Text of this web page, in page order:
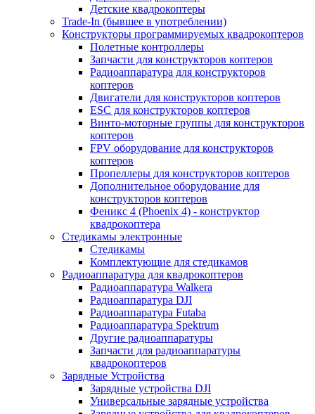
Детские квадрокоптеры
Trade-In (бывшее в употреблении)
Конструкторы программируемых квадрокоптеров
Полетные контроллеры
Запчасти для конструкторов коптеров
Радиоаппаратура для конструкторов
коптеров
Двигатели для конструкторов коптеров
ESC для конструкторов коптеров
Винто-моторные группы для конструкторов
коптеров
FPV оборудование для конструкторов
коптеров
Пропеллеры для конструкторов коптеров
Дополнительное оборудование для
конструкторов коптеров
Феникс 4 (Phoenix 4) - конструктор
квадрокоптера
Cтедикамы электронные
Стедикамы
Комплектующие для стедикамов
Радиоаппаратура для квадрокоптеров
Радиоаппаратура Walkera
Радиоаппаратура DJI
Радиоаппаратура Futaba
Радиоаппаратура Spektrum
Другие радиоаппаратуры
Запчасти для радиоаппаратуры
квадрокоптеров
Зарядные Устройства
Зарядные устройства DJI
Универсальные зарядные устройства